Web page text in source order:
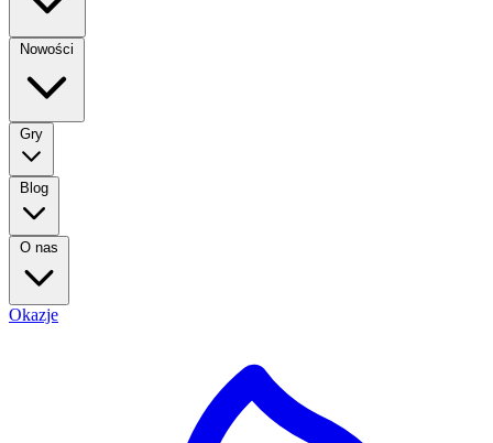
Nowości
Gry
Blog
O nas
Okazje